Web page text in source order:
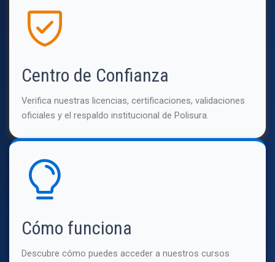
Centro de Confianza
Verifica nuestras licencias, certificaciones, validaciones
oficiales y el respaldo institucional de Polisura.
Cómo funciona
Descubre cómo puedes acceder a nuestros cursos